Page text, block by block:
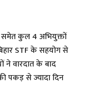
कुल 4 अभियुक्तों
STF के सहयोग से
वारदात के बाद
पकड़ से ज्यादा दिन